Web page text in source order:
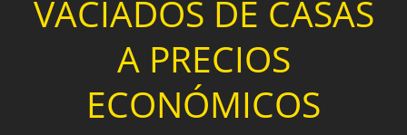
VACIADOS DE CASAS
A PRECIOS
ECONÓMICOS